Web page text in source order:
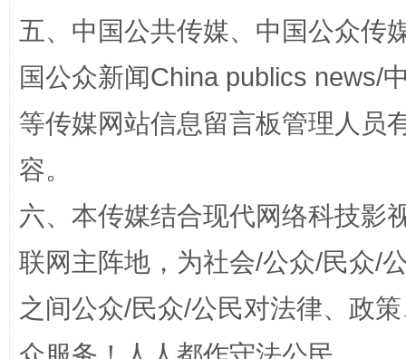
漫山遍野的桃花与雪山、麦地、白藏房
招工难、用工荒背后
五、中国公共传媒、中国公众传
国公众新闻China publics news/
等传媒网站信息留言板管理人员
容。
六、本传媒结合现代网络科技影
联网主阵地，为社会/公众/民众/
之间公众/民众/公民对法律、政